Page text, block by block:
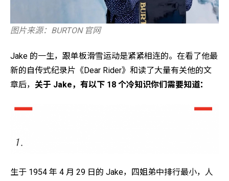
图片来源：BURTON 官网
Jake 的一生，跟单板滑雪运动是紧紧相连的。在看了他最
新的自传式纪录片《Dear Rider》和读了大量有关他的文
章后， 关于 Jake，有以下 18 个冷知识你们需要知道：
生于 1954 年 4 月 29 日的 Jake，四姐弟中排行最小，人